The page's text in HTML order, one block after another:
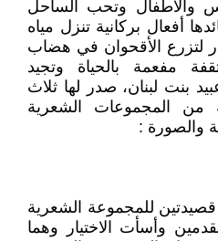
والأطفال وتحب الساحل
أفعال بركانية تنزل مياه
لتزرع الأقحوان في هضاب
مفعمة بالحياة وتجيد
بنت لبنان، صدر لها ثلاث
المجموعات الشعرية
والصورة :
للمجموعة الشعرية
وأسأت الاختيار وهما